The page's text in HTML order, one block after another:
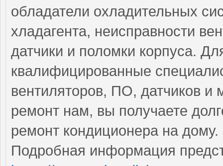
обладатели охладительных
хладагента, неисправности
датчики и поломки корпуса.
квалифицированные
вентиляторов, ПО, датчиков и
ремонт нам, вы получаете
ремонт кондиционера на дому.
Подробная информация